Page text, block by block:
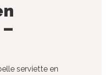
serviette en